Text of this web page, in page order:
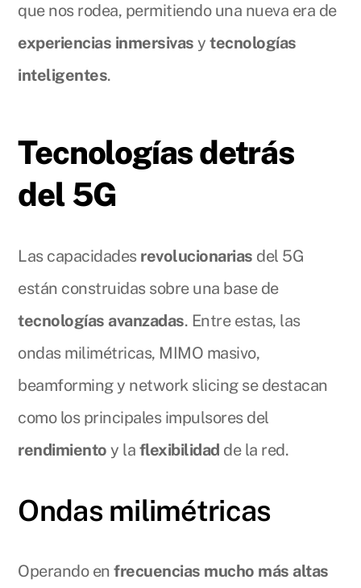
que nos rodea, permitiendo una nueva era de
experiencias inmersivas ytecnologías
inteligentes.
Tecnologías detrás
del 5G
Las capacidades revolucionarias del 5G
están construidas sobre una base de
tecnologías avanzadas. Entre estas, las
ondas milimétricas, MIMO masivo,
beamforming y network slicing se destacan
como los principales impulsores del
rendimiento y la flexibilidad de la red.
Ondas milimétricas
Operando enfrecuencias mucho más altas